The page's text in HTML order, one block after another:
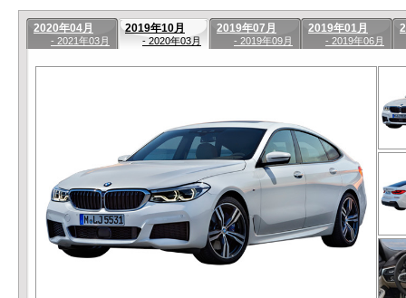
2020年04月
- 2021年03月
2019年10月
- 2020年03月
2019年07月
- 2019年09月
2019年01月
- 2019年06月